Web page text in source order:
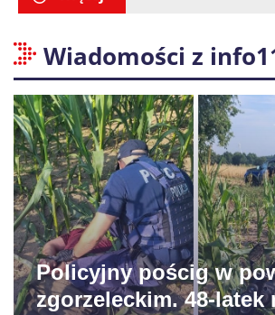
Wiadomości z
Policyjny pościg w
zgorzeleckim. 48-latek